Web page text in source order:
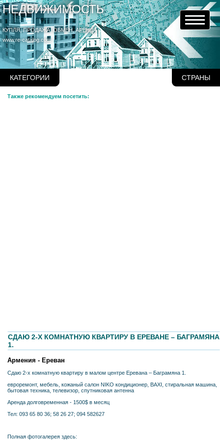
НЕДВИЖИМОСТЬ
КУПЛЯ, ПРОДАЖА, ОБМЕН, АРЕНДА
www.re-catalog.com
КАТЕГОРИИ СТРАНЫ
Также рекомендуем посетить:
СДАЮ 2-X КОМНАТНУЮ КВАРТИРУ В ЕРЕВАНE – БАГРАМЯНА
1.
Армения - Ереван
Сдаю 2-x комнатную квартиру в малом центре Еревана – Баграмяна 1.
евроремонт, мебель, кожаный салон NIKO кондиционер, BAXI, стиральная машина,
бытовая теxника, телевизор, спутниковая антенна
Аренда долговременная - 1500$ в месяц
Тел: 093 65 80 36; 58 26 27; 094 582627
Полная фотогалерея здесь: